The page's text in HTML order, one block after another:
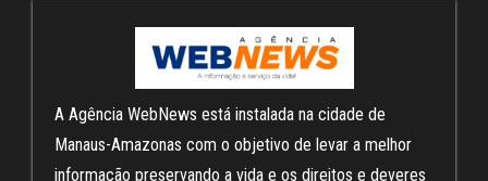
A Agência WebNews está instalada na cidade de
Manaus-Amazonas com o objetivo de levar a melhor
informação preservando a vida e os direitos e deveres